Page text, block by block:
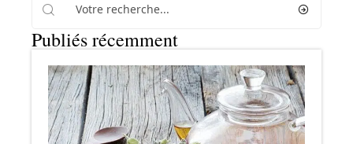
Publiés récemment